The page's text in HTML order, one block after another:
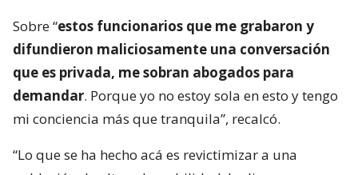
Sobre “estos funcionarios que me grabaron y
difundieron maliciosamente una conversación
que es privada, me sobran abogados para
demandar. Porque yo no estoy sola en esto y tengo
mi conciencia más que tranquila”, recalcó.
“Lo que se ha hecho acá es revictimizar a una